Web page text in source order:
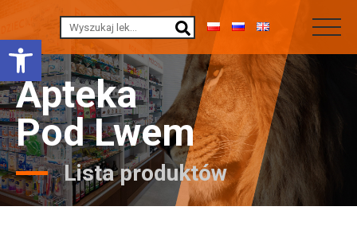
Otwórz pasek narzędzi
Apteka
Pod Lwem
Lista produktów